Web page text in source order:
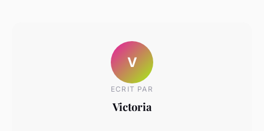
V
ECRIT PAR
Victoria